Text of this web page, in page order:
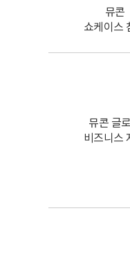
뮤콘
쇼케이스
뮤콘 글
비즈니스